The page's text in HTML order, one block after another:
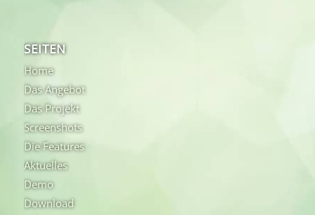
SEITEN
Home
Das Angebot
Das Projekt
Screenshots
Die Features
Aktuelles
Demo
Download